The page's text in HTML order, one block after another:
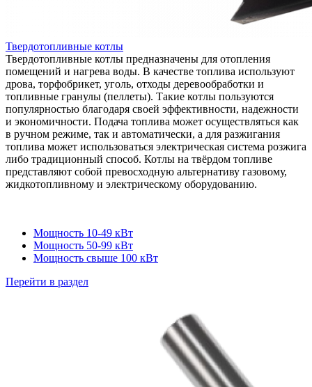
Твердотопливные котлы
Твердотопливные котлы предназначены для отопления
помещений и нагрева воды. В качестве топлива используют
дрова, торфобрикет, уголь, отходы деревообработки и
топливные гранулы (пеллеты). Такие котлы пользуются
популярностью благодаря своей эффективности, надежности
и экономичности. Подача топлива может осуществляться как
в ручном режиме, так и автоматически, а для разжигания
топлива может использоваться электрическая система розжига
либо традиционный способ. Котлы на твёрдом топливе
представляют собой превосходную альтернативу газовому,
жидкотопливному и электрическому оборудованию.
Мощность 10-49 кВт
Мощность 50-99 кВт
Мощность свыше 100 кВт
Перейти в раздел